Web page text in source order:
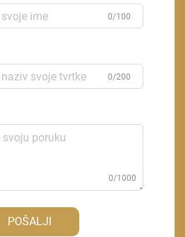
0/100
0/200
0/1000
POŠALJI